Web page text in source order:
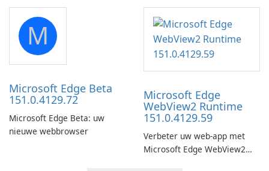
portable media on any
computer running Microsoft
Windows.
M
Microsoft Edge Beta
151.0.4129.72
Microsoft Edge Beta: uw
nieuwe webbrowser
Microsoft Edge
WebView2 Runtime
151.0.4129.59
Verbeter uw web-app met
Microsoft Edge WebView2